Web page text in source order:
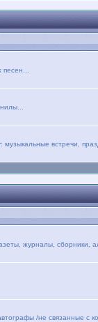
встречи,
журналы, сборники,
/не связанные с